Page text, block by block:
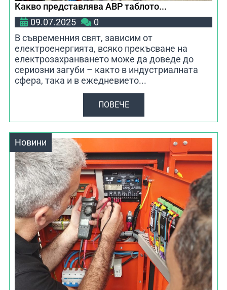
Какво представлява АВР таблото...
09.07.2025
0
В съвременния свят, зависим от
електроенергията, всяко прекъсване на
електрозахранването може да доведе до
сериозни загуби – както в индустриалната
сфера, така и в ежедневието...
ПОВЕЧЕ
Новини